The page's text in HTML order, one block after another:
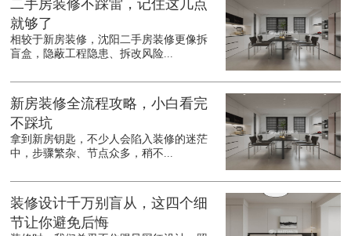
二手房装修不踩雷，记住这几点
就够了
相较于新房装修，沈阳二手房装修更像拆
盲盒，隐蔽工程隐患、拆改风险...
新房装修全流程攻略，小白看完
不踩坑
拿到新房钥匙，不少人会陷入装修的迷茫
中，步骤繁杂、节点众多，稍不...
装修设计千万别盲从，这四个细
节让你避免后悔